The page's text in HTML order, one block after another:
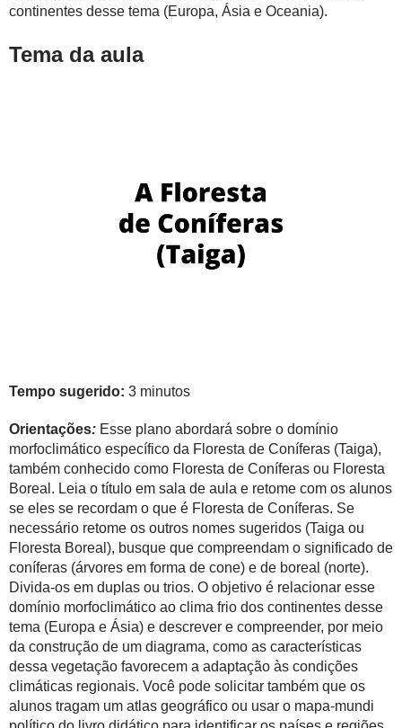
continentes desse tema (Europa, Ásia e Oceania).
Tema da aula
Tempo sugerido: 3 minutos
Orientações: Esse plano abordará sobre o domínio
morfoclimático específico da Floresta de Coníferas (Taiga),
também conhecido como Floresta de Coníferas ou Floresta
Boreal. Leia o título em sala de aula e retome com os alunos
se eles se recordam o que é Floresta de Coníferas. Se
necessário retome os outros nomes sugeridos (Taiga ou
Floresta Boreal), busque que compreendam o significado de
coníferas (árvores em forma de cone) e de boreal (norte).
Divida-os em duplas ou trios. O objetivo é relacionar esse
domínio morfoclimático ao clima frio dos continentes desse
tema (Europa e Ásia) e descrever e compreender, por meio
da construção de um diagrama, como as características
dessa vegetação favorecem a adaptação às condições
climáticas regionais. Você pode solicitar também que os
alunos tragam um atlas geográfico ou usar o mapa-mundi